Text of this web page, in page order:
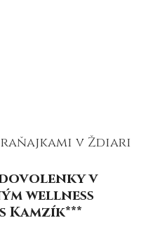
raňajkami v Ždiari
v
wellness
Kamzík***